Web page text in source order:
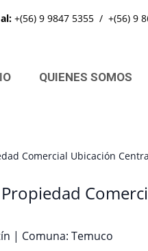
+(56) 9 9847 5355 / +(56) 9
QUIENES SOMOS
Comercial Ubicación
| Comuna: Temuco